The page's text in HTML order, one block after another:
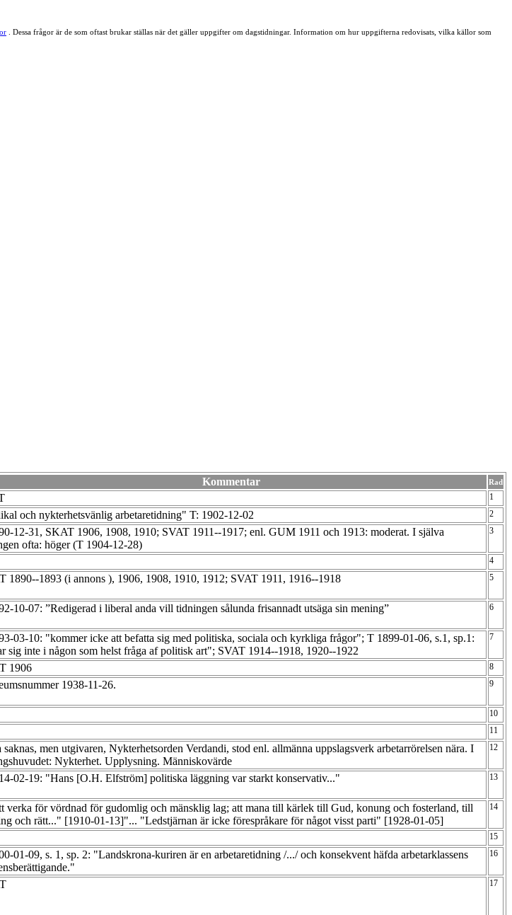
. Dessa frågor är de som oftast brukar ställas när det gäller uppgifter om dagstidningar. Information om hur uppgifterna redovisats, vilka källor som
Kommentar Rad
1
och nykterhetsvänlig arbetaretidning" T: 1902-12-02 2
12-31, SKAT 1906, 1908, 1910; SVAT 1911--1917; enl. GUM 1911 och 1913: moderat. I själva
ofta: höger (T 1904-12-28)
3
4
1890--1893 (i annons ), 1906, 1908, 1910, 1912; SVAT 1911, 1916--1918 5
10-07: ”Redigerad i liberal anda vill tidningen sålunda frisannadt utsäga sin mening” 6
03-10: "kommer icke att befatta sig med politiska, sociala och kyrkliga frågor"; T 1899-01-06, s.1, sp.1:
sig inte i någon som helst fråga af politisk art"; SVAT 1914--1918, 1920--1922
7
1906 8
1938-11-26. 9
10
11
saknas, men utgivaren, Nykterhetsorden Verdandi, stod enl. allmänna uppslagsverk arbetarrörelsen nära. I
Nykterhet. Upplysning. Människovärde
12
02-19: "Hans [O.H. Elfström] politiska läggning var starkt konservativ..." 13
verka för vördnad för gudomlig och mänsklig lag; att mana till kärlek till Gud, konung och fosterland, till
och rätt..." [1910-01-13]"... "Ledstjärnan är icke förespråkare för något visst parti" [1928-01-05]
14
15
01-09, s. 1, sp. 2: "Landskrona-kuriren är en arbetaretidning /.../ och konsekvent häfda arbetarklassens
16
17